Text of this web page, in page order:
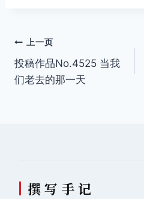
文
章
上一页
投稿作品No.4525 当我
们老去的那一天
撰 写 手 记